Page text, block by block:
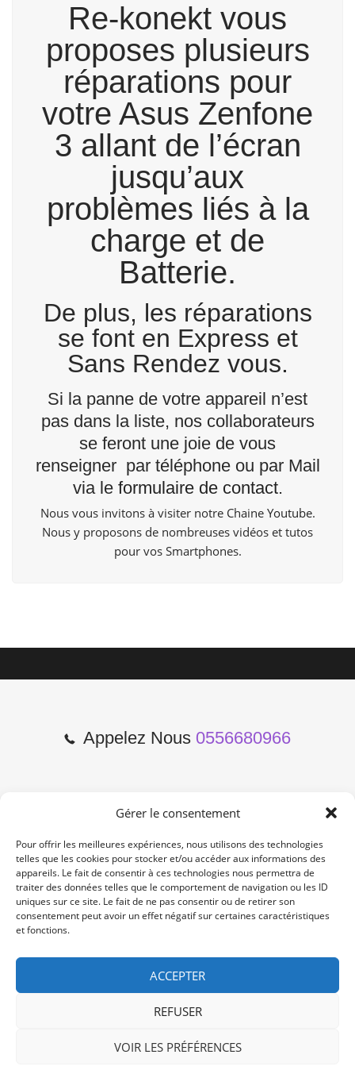
Gérer le consentement
Pour offrir les meilleures expériences, nous utilisons des technologies
telles que les cookies pour stocker et/ou accéder aux informations des
appareils. Le fait de consentir à ces technologies nous permettra de
traiter des données telles que le comportement de navigation ou les ID
uniques sur ce site. Le fait de ne pas consentir ou de retirer son
consentement peut avoir un effet négatif sur certaines caractéristiques
et fonctions.
ACCEPTER
REFUSER
VOIR LES PRÉFÉRENCES
Re-konekt vous
proposes plusieurs
réparations pour
votre Asus Zenfone
3 allant de l’écran
jusqu’aux
problèmes liés à la
charge et de
Batterie.
De plus, les réparations
se font en Express et
Sans Rendez vous.
Si la panne de votre appareil n’est
pas dans la liste, nos collaborateurs
se feront une joie de vous
renseigner par téléphone ou par Mail
via le formulaire de contact.
Nous vous invitons à visiter notre Chaine Youtube.
Nous y proposons de nombreuses vidéos et tutos
pour vos Smartphones.
Appelez Nous 0556680966
2 Cours de l'Yser 33800
Bordeaux
Lun-Samedi: 10:00 -19:00
Non Stop
/ /